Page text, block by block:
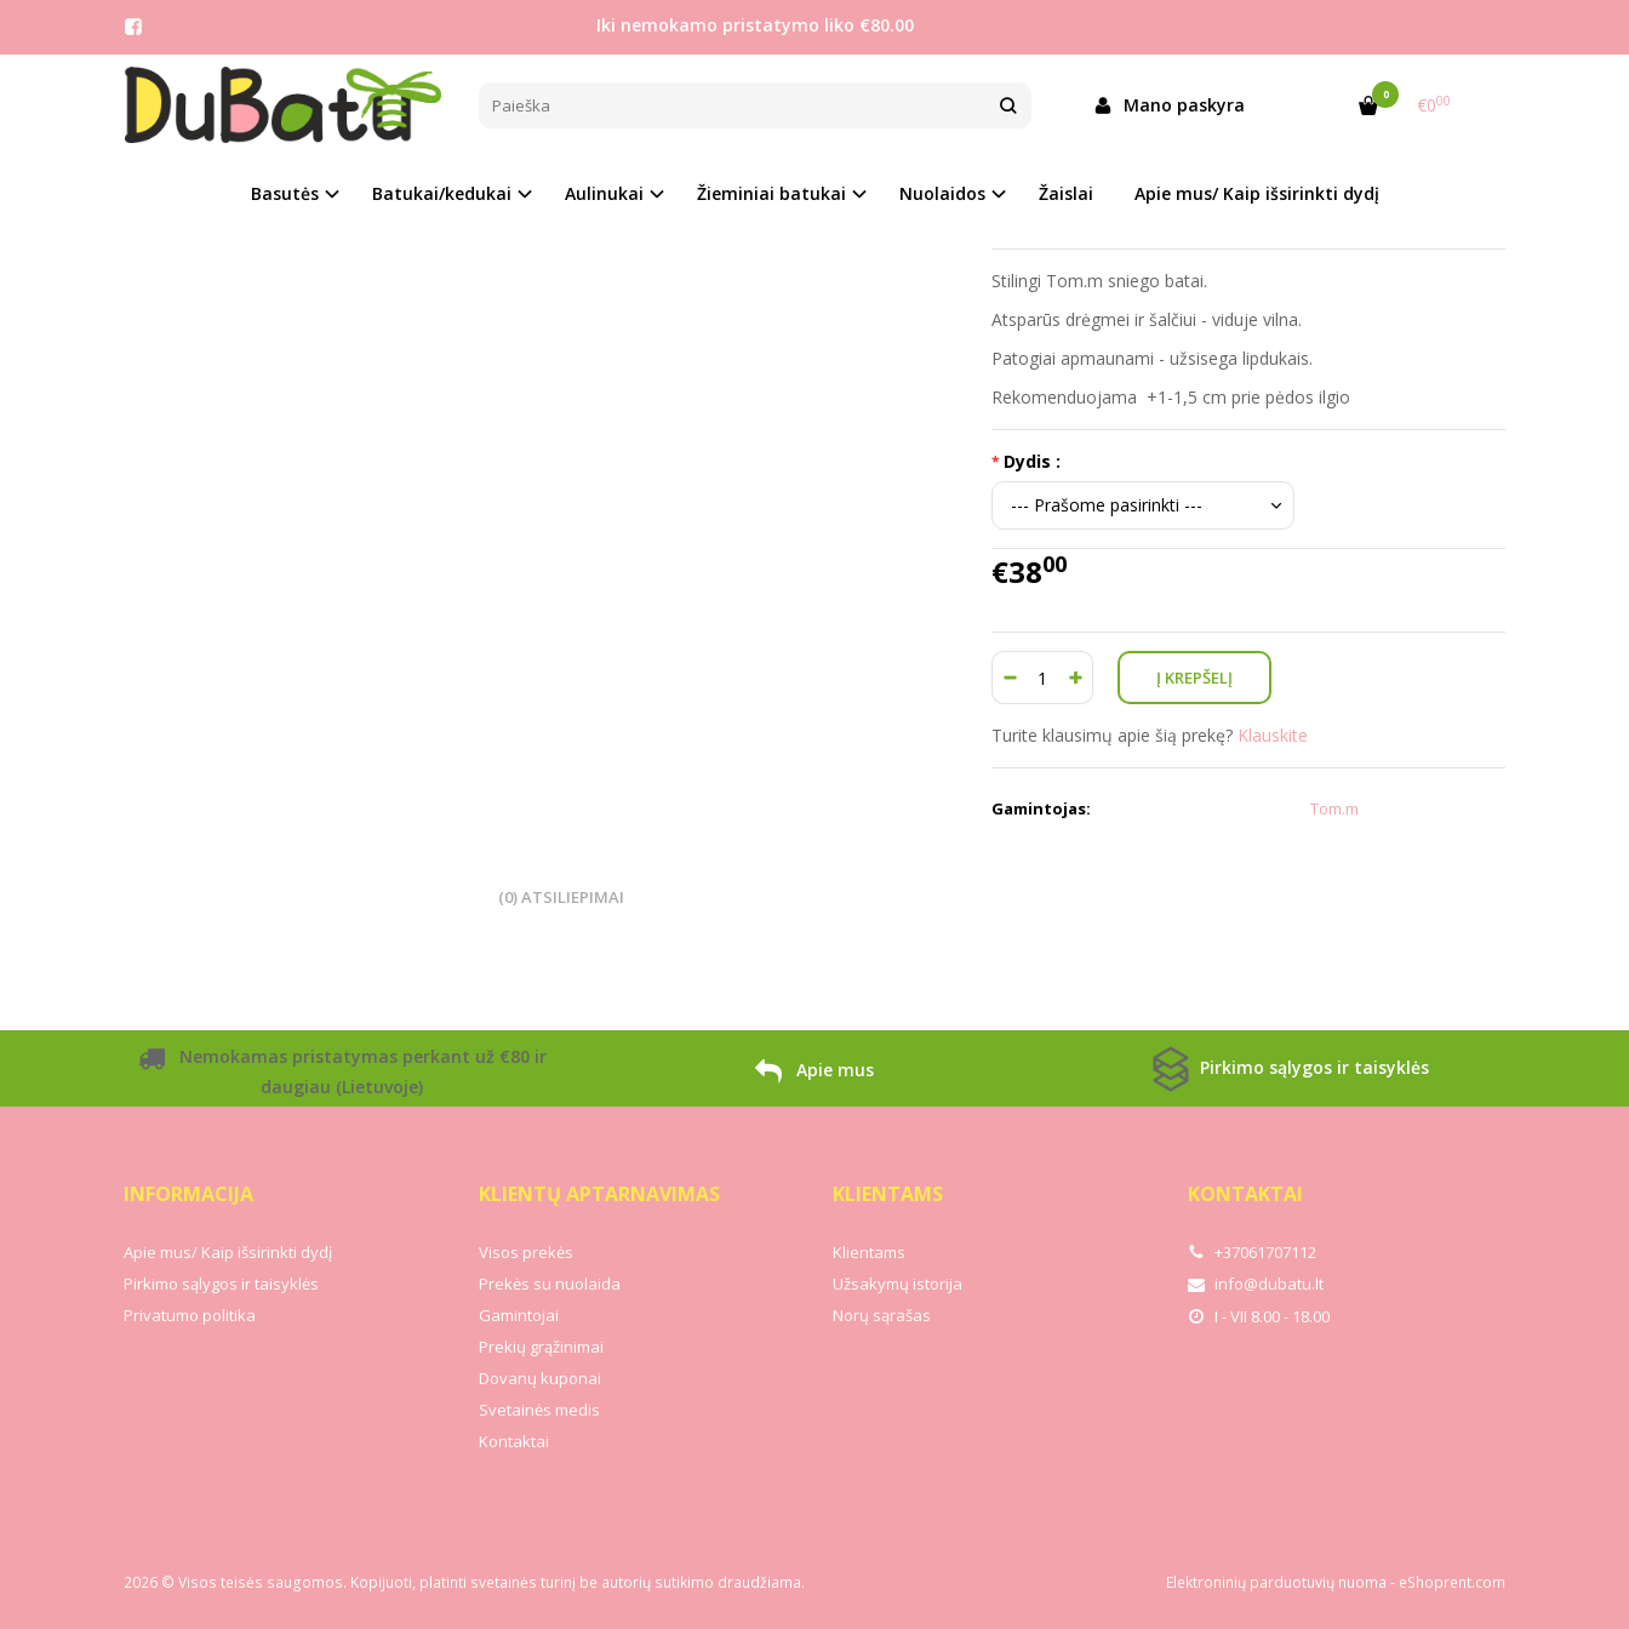
Iki nemokamo pristatymo liko €80.00
Mano paskyra 0 €000
Basutės Batukai/kedukai Aulinukai Žieminiai batukai Nuolaidos Žaislai Apie mus/ Kaip išsirinkti dydį
TOM.M 33-38 SNIEGO BATAI SU VILNA
Naujiena Populiari
Į PALYGINIMĄ Į NORŲ SĄRAŠĄ
Prekės kodas:
T-10727-A Black
Stilingi Tom.m sniego batai.
Atsparūs drėgmei ir šalčiui - viduje vilna.
Patogiai apmaunami - užsisega lipdukais.
Rekomenduojama +1-1,5 cm prie pėdos ilgio
Dydis :
€3800
Turite klausimų apie šią prekę? Klauskite
Gamintojas: Tom.m
(0) ATSILIEPIMAI
Nemokamas pristatymas perkant už €80 ir
daugiau (Lietuvoje)
Apie mus Pirkimo sąlygos ir taisyklės
INFORMACIJA
Apie mus/ Kaip išsirinkti dydį
Pirkimo sąlygos ir taisyklės
Privatumo politika
KLIENTŲ APTARNAVIMAS
Visos prekės
Prekės su nuolaida
Gamintojai
Prekių grąžinimai
Dovanų kuponai
Svetainės medis
Kontaktai
KLIENTAMS
Klientams
Užsakymų istorija
Norų sąrašas
KONTAKTAI
+37061707112
info@dubatu.lt
I - VII 8.00 - 18.00
2026 © Visos teisės saugomos. Kopijuoti, platinti svetainės turinį be autorių sutikimo draudžiama. Elektroninių parduotuvių nuoma - eShoprent.com